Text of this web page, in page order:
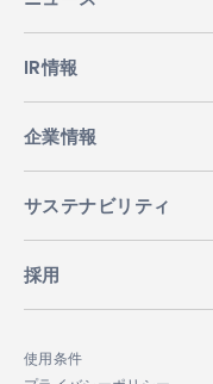
IR情報
企業情報
サステナビリティ
採用
使用条件